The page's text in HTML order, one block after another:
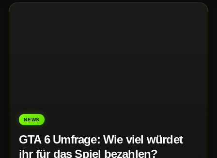
NEWS
GTA 6 Umfrage: Wie viel würdet
ihr für das Spiel bezahlen?